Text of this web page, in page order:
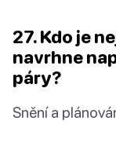
27. Kdo je
navrhne
páry?
Snění a